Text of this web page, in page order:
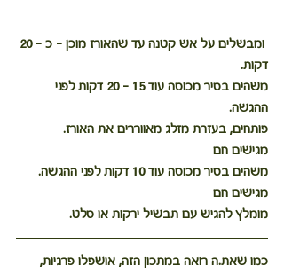
דקות.
משהים בסיר מכוסה עוד 15 - 20 דקות לפני
ההגשה.
פותחים, בעזרת מזלג מאווררים את האורז.
מגישים חם
משהים בסיר מכוסה עוד 10 דקות לפני ההגשה.
מגישים חם
מומלץ להגיש עם תבשיל ירקות או סלט.
כמו שאת.ה רואה במתכון הזה, אושפלו פרגיות,